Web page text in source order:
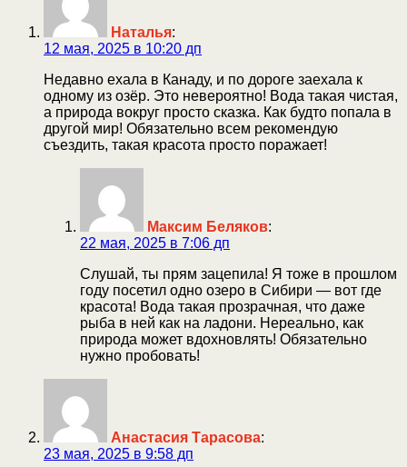
Наталья:
12 мая, 2025 в 10:20 дп
Недавно ехала в Канаду, и по дороге заехала к
одному из озёр. Это невероятно! Вода такая чистая,
а природа вокруг просто сказка. Как будто попала в
другой мир! Обязательно всем рекомендую
съездить, такая красота просто поражает!
Максим Беляков:
22 мая, 2025 в 7:06 дп
Слушай, ты прям зацепила! Я тоже в прошлом
году посетил одно озеро в Сибири — вот где
красота! Вода такая прозрачная, что даже
рыба в ней как на ладони. Нереально, как
природа может вдохновлять! Обязательно
нужно пробовать!
Анастасия Тарасова:
23 мая, 2025 в 9:58 дп